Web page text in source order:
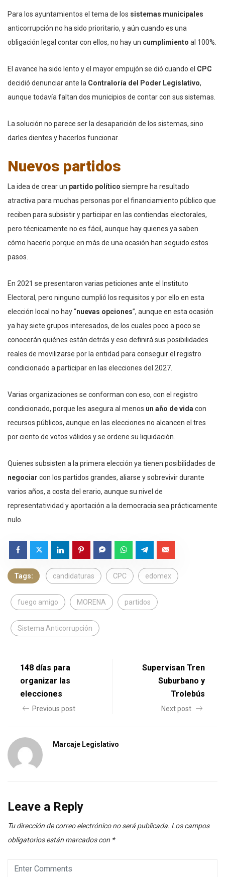
Para los ayuntamientos el tema de los sistemas municipales
anticorrupción no ha sido prioritario, y aún cuando es una
obligación legal contar con ellos, no hay un cumplimiento al 100%.
El avance ha sido lento y el mayor empujón se dió cuando el CPC
decidió denunciar ante la Contraloría del Poder Legislativo,
aunque todavía faltan dos municipios de contar con sus sistemas.
La solución no parece ser la desaparición de los sistemas, sino
darles dientes y hacerlos funcionar.
Nuevos partidos
La idea de crear un partido político siempre ha resultado
atractiva para muchas personas por el financiamiento público que
reciben para subsistir y participar en las contiendas electorales,
pero técnicamente no es fácil, aunque hay quienes ya saben
cómo hacerlo porque en más de una ocasión han seguido estos
pasos.
En 2021 se presentaron varias peticiones ante el Instituto
Electoral, pero ninguno cumplió los requisitos y por ello en esta
elección local no hay “nuevas opciones”, aunque en esta ocasión
ya hay siete grupos interesados, de los cuales poco a poco se
conocerán quiénes están detrás y eso definirá sus posibilidades
reales de movilizarse por la entidad para conseguir el registro
condicionado a participar en las elecciones del 2027.
Varias organizaciones se conforman con eso, con el registro
condicionado, porque les asegura al menos un año de vidacon
recursos públicos, aunque en las elecciones no alcancen el tres
por ciento de votos válidos y se ordene su liquidación.
Quienes subsisten a la primera elección ya tienen posibilidades de
negociar con los partidos grandes, aliarse y sobrevivir durante
varios años, a costa del erario, aunque su nivel de
representatividad y aportación a la democracia sea prácticamente
nulo.
Tags: candidaturas CPC edomex
fuego amigo MORENA partidos
Sistema Anticorrupción
148 días para
organizar las
elecciones
Previous post
Supervisan Tren
Suburbano y
Trolebús
Next post
Marcaje Legislativo
Leave a Reply
Tu dirección de correo electrónico no será publicada. Los campos
obligatorios están marcados con *